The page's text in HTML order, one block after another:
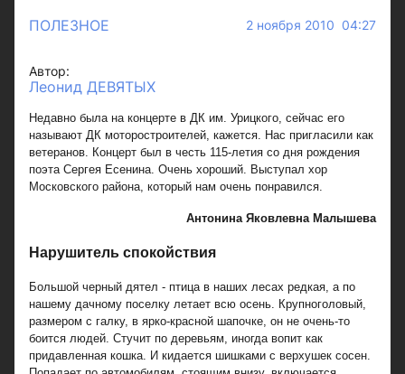
ПОЛЕЗНОЕ 2 ноября 2010 04:27
Автор:
Леонид ДЕВЯТЫХ
Недавно была на концерте в ДК им. Урицкого, сейчас его
называют ДК моторостроителей, кажется. Нас пригласили как
ветеранов. Концерт был в честь 115-летия со дня рождения
поэта Сергея Есенина. Очень хороший. Выступал хор
Московского района, который нам очень понравился.
Антонина Яковлевна Малышева
Нарушитель спокойствия
Большой черный дятел - птица в наших лесах редкая, а по
нашему дачному поселку летает всю осень. Крупноголовый,
размером с галку, в ярко-красной шапочке, он не очень-то
боится людей. Стучит по деревьям, иногда вопит как
придавленная кошка. И кидается шишками с верхушек сосен.